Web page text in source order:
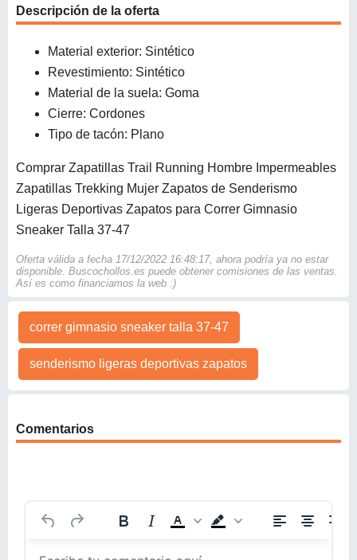
Descripción de la oferta
Material exterior: Sintético
Revestimiento: Sintético
Material de la suela: Goma
Cierre: Cordones
Tipo de tacón: Plano
Comprar Zapatillas Trail Running Hombre Impermeables
Zapatillas Trekking Mujer Zapatos de Senderismo
Ligeras Deportivas Zapatos para Correr Gimnasio
Sneaker Talla 37-47
Oferta válida a fecha 17/12/2022 16:48:17, ahora podría ya no estar
disponible. Buscochollos.es puede obtener comisiones de las ventas.
Así es como financiamos la web :)
correr gimnasio sneaker talla 37-47
senderismo ligeras deportivas zapatos
Comentarios